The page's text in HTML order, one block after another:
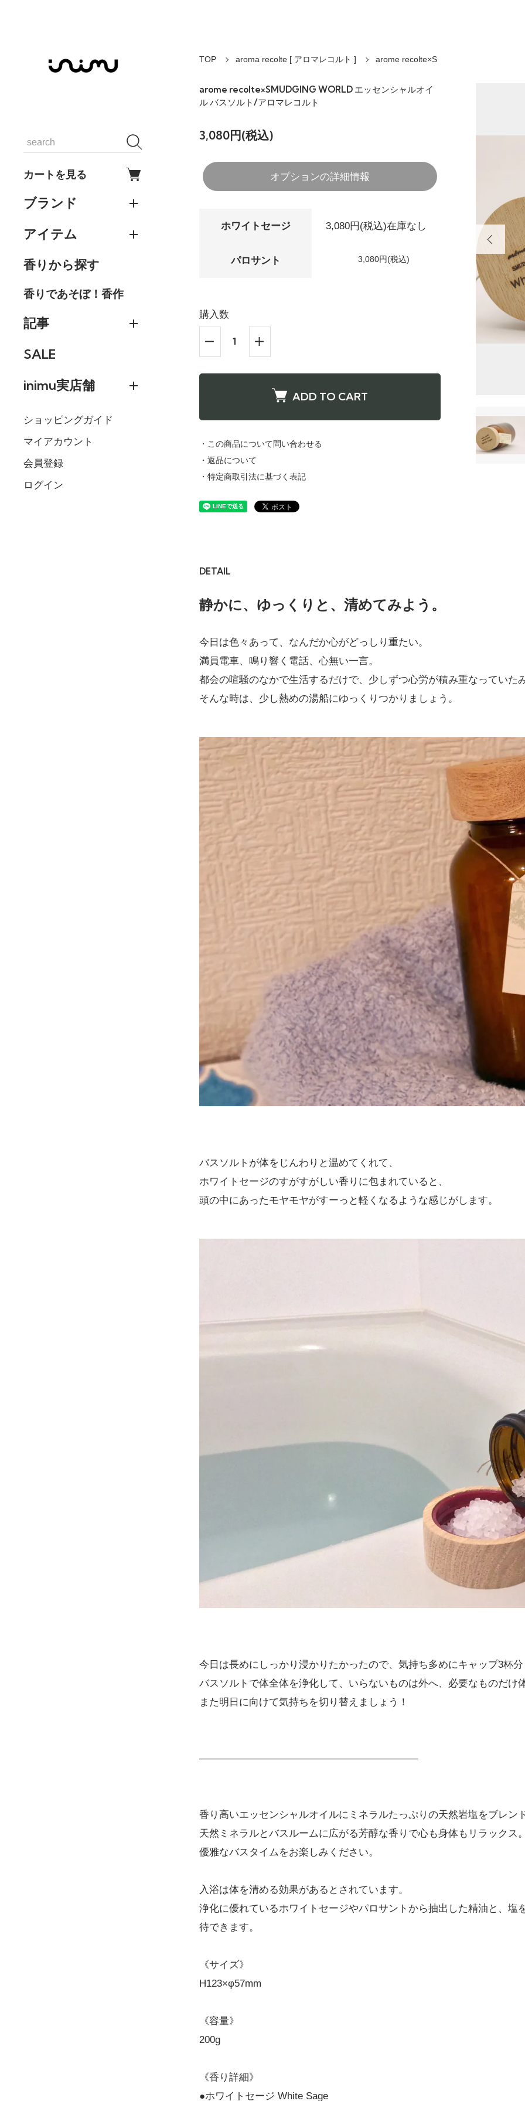
カートを見る
ブランド
アイテム
香りから探す
香りであそぼ！香作
記事
SALE
inimu実店舗
ショッピングガイド
マイアカウント
会員登録
ログイン
TOP aroma recolte [ アロマレコルト ] arome recolte×S
arome recolte×SMUDGING WORLD エッセンシャルオイ
ル バスソルト/アロマレコルト
3,080円(税込)
オプションの詳細情報
ホワイトセージ 3,080円(税込)在庫なし
パロサント 3,080円(税込)
購入数
ADD TO CART
・この商品について問い合わせる
・返品について
・特定商取引法に基づく表記
DETAIL
静かに、ゆっくりと、清めてみよう。
今日は色々あって、なんだか心がどっしり重たい。
満員電車、鳴り響く電話、心無い一言。
都会の喧騒のなかで生活するだけで、少しずつ心労が積み重なっていた
そんな時は、少し熱めの湯船にゆっくりつかりましょう。
バスソルトが体をじんわりと温めてくれて、
ホワイトセージのすがすがしい香りに包まれていると、
頭の中にあったモヤモヤがすーっと軽くなるような感じがします。
今日は長めにしっかり浸かりたかったので、気持ち多めにキャップ3杯
バスソルトで体全体を浄化して、いらないものは外へ、必要なものだけ
また明日に向けて気持ちを切り替えましょう！
――――――――――――――――――――――
香り高いエッセンシャルオイルにミネラルたっぷりの天然岩塩をブレン
天然ミネラルとバスルームに広がる芳醇な香りで心も身体もリラックス
優雅なバスタイムをお楽しみください。
入浴は体を清める効果があるとされています。
浄化に優れているホワイトセージやパロサントから抽出した精油と、
待できます。
《サイズ》
H123×φ57mm
《容量》
200g
《香り詳細》
●ホワイトセージ White Sage
パロサント